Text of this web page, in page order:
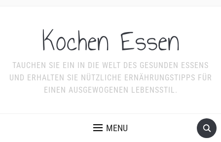
Kochen Essen
TAUCHEN SIE EIN IN DIE WELT DES GESUNDEN ESSENS
UND ERHALTEN SIE NÜTZLICHE ERNÄHRUNGSTIPPS FÜR
EINEN AUSGEWOGENEN LEBENSSTIL.
MENU